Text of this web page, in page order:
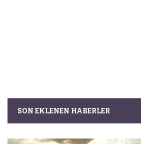
SON EKLENEN HABERLER